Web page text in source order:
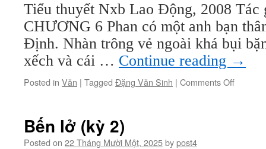
Tiểu thuyết Nxb Lao Động, 2008
CHƯƠNG 6 Phan có một anh bạn
Định. Nhàn trông vẻ ngoài khá bụi
xếch và cái … Continue reading →
Posted in Văn | Tagged Đặng Văn Sinh | Comments Offon
Bến lở (kỳ 2)
Posted on 22 Tháng Mười Một, 2025bypost4